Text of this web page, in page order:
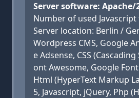
Server software: Apache/
Number of used Javascript
Server location: Berlin /
Wordpress CMS, Google
e Adsense, CSS
ont Awesome, Google
Html (HyperText Markup
5, Javascript, jQuery, Php